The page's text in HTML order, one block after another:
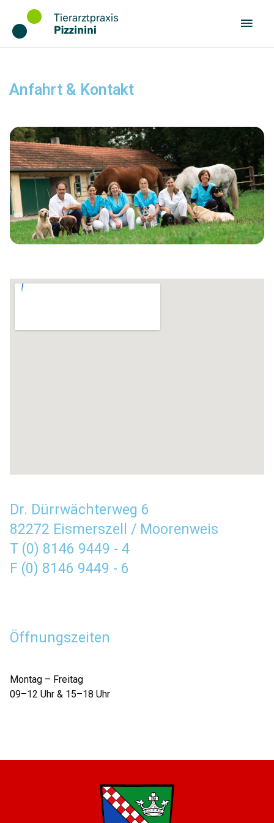
Anfahrt & Kontakt
Dr. Dürrwächterweg 6
82272 Eismerszell / Moorenweis
T (0) 8146 9449 - 4
F (0) 8146 9449 - 6
Öffnungszeiten
Montag – Freitag
09–12 Uhr & 15–18 Uhr